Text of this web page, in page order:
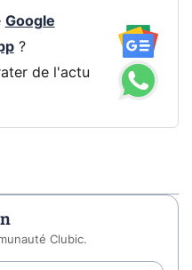
Google
?
de l'actu
Clubic.